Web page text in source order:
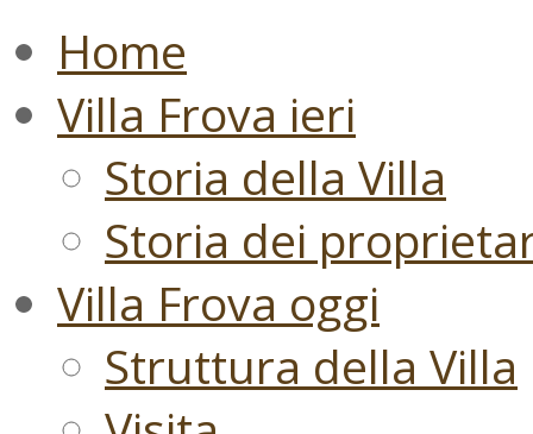
Home
Villa Frova ieri
Storia della Villa
Storia dei
Villa Frova oggi
Struttura della Villa